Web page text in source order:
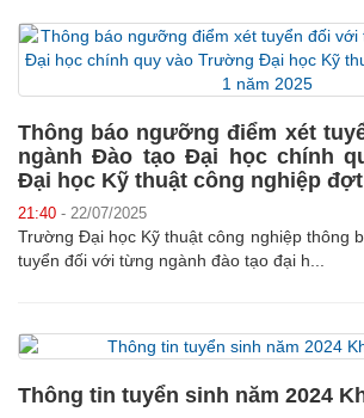
Thông báo ngưỡng điểm xét
ngành Đào tạo Đại học chính
Đại học Kỹ thuật công nghiệp đợt
21:40 - 22/07/2025
Trường Đại học Kỹ thuật công nghiệp thông
tuyển đối với từng ngành đào tạo đại h...
Thông tin tuyển sinh năm 2024